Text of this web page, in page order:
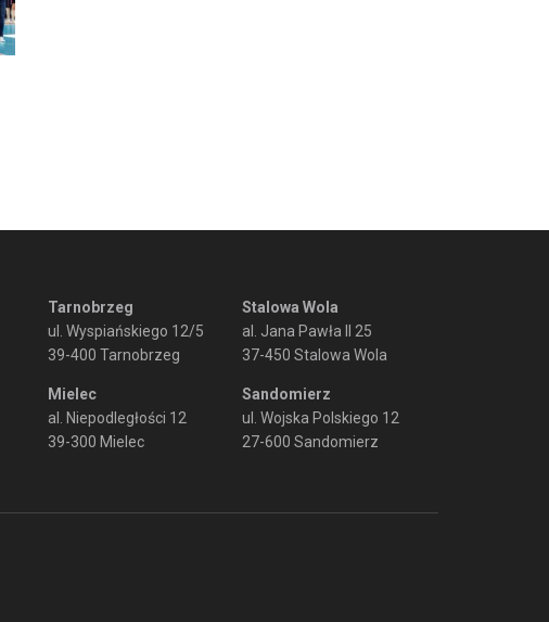
Tarnobrzeg
ul. Wyspiańskiego 12/5
39-400 Tarnobrzeg
Mielec
al. Niepodległości 12
39-300 Mielec
Stalowa Wola
al. Jana Pawła II 25
37-450 Stalowa Wola
Sandomierz
ul. Wojska Polskiego 12
27-600 Sandomierz